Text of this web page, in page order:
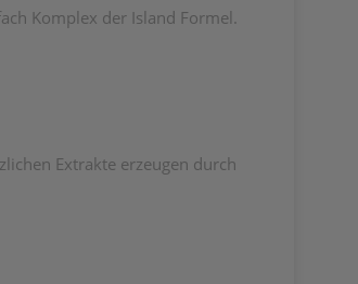
Komplex der Island Formel.
Extrakte erzeugen durch